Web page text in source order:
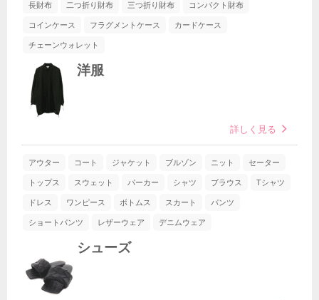
長財布 二つ折り財布 三つ折り財布 コンパクト財布
コインケース フラグメントケース カードケース
チェーンウォレット
洋服
詳しく見る
アウター コート ジャケット ブルゾン ニット セーター
トップス スウェット パーカー シャツ ブラウス Tシャツ
ドレス ワンピース ボトムス スカート パンツ
ショートパンツ レザーウェア デニムウェア
シューズ